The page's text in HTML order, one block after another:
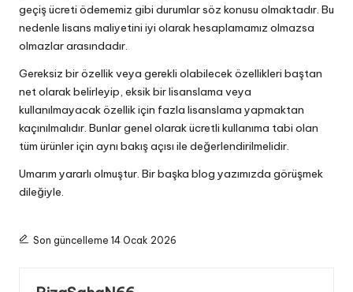
geçiş ücreti ödememiz gibi durumlar söz konusu olmaktadır. Bu
nedenle lisans maliyetini iyi olarak hesaplamamız olmazsa
olmazlar arasındadır.
Gereksiz bir özellik veya gerekli olabilecek özellikleri baştan
net olarak belirleyip, eksik bir lisanslama veya
kullanılmayacak özellik için fazla lisanslama yapmaktan
kaçınılmalıdır. Bunlar genel olarak ücretli kullanıma tabi olan
tüm ürünler için aynı bakış açısı ile değerlendirilmelidir.
Umarım yararlı olmuştur. Bir başka blog yazımızda görüşmek
dileğiyle.
Son güncelleme 14 Ocak 2026